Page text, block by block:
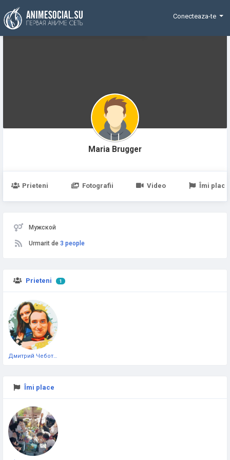
Funding
Conecteaza-te
Maria Brugger
Prieteni Fotografii Video Îmi place
Мужской
Urmarit de 3 people
Prieteni 1
Îmi place